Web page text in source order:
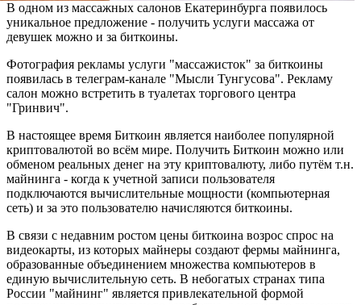
В одном из массажных салонов Екатеринбурга появилось
уникальное предложение - получить услуги массажа от
девушек можно и за биткоины.
Фотография рекламы услуги "массажисток" за биткоины
появилась в телеграм-канале "Мысли Тунгусова". Рекламу
салон можно встретить в туалетах торгового центра
"Гринвич".
В настоящее время Биткоин является наиболее популярной
криптовалютой во всём мире. Получить Биткоин можно или
обменом реальных денег на эту криптовалюту, либо путём т.н.
майнинга - когда к учетной записи пользователя
подключаются вычислительные мощности (компьютерная
сеть) и за это пользователю начисляются биткоины.
В связи с недавним ростом цены биткоина возрос спрос на
видеокарты, из которых майнеры создают фермы майнинга,
образованные объединением множества компьютеров в
единую вычислительную сеть. В небогатых странах типа
России "майнинг" является привлекательной формой